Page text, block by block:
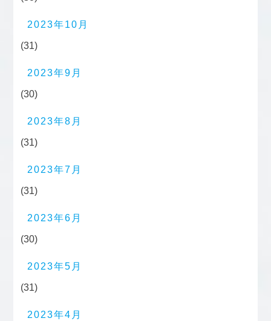
2023年10月
(31)
2023年9月
(30)
2023年8月
(31)
2023年7月
(31)
2023年6月
(30)
2023年5月
(31)
2023年4月